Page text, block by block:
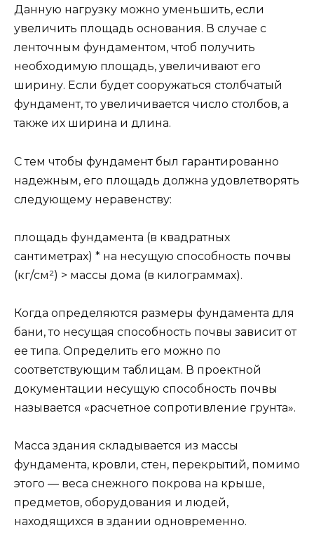
Данную нагрузку можно уменьшить, если
увеличить площадь основания. В случае с
ленточным фундаментом, чтоб получить
необходимую площадь, увеличивают его
ширину. Если будет сооружаться столбчатый
фундамент, то увеличивается число столбов, а
также их ширина и длина.
С тем чтобы фундамент был гарантированно
надежным, его площадь должна удовлетворять
следующему неравенству:
площадь фундамента (в квадратных
сантиметрах) * на несущую способность почвы
(кг/см²) > массы дома (в килограммах).
Когда определяются размеры фундамента для
бани, то несущая способность почвы зависит от
ее типа. Определить его можно по
соответствующим таблицам. В проектной
документации несущую способность почвы
называется «расчетное сопротивление грунта».
Масса здания складывается из массы
фундамента, кровли, стен, перекрытий, помимо
этого — веса снежного покрова на крыше,
предметов, оборудования и людей,
находящихся в здании одновременно.